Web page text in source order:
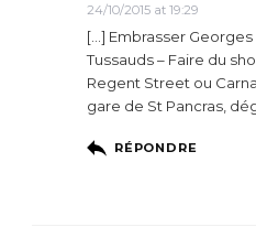
24/10/2015 at 19:29
[…] Embrasser
Tussauds – Faire du
Regent Street ou
gare de St Pancras,
RÉPONDRE